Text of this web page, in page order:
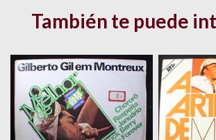
También te puede